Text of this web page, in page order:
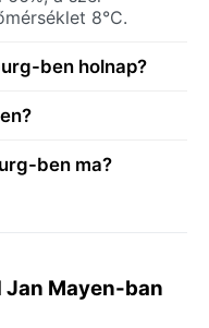
8°C.
ben holnap?
ben ma?
Jan Mayen-ban